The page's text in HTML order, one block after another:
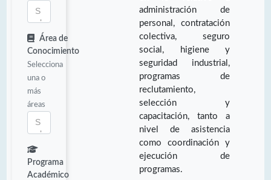
Área de
Conocimiento
Selecciona
una o
más
áreas
Programa
Académico
administración de
personal, contratación
colectiva, seguro
social, higiene y
seguridad industrial,
programas de
reclutamiento,
selección y
capacitación, tanto a
nivel de asistencia
como coordinación y
ejecución de
programas.